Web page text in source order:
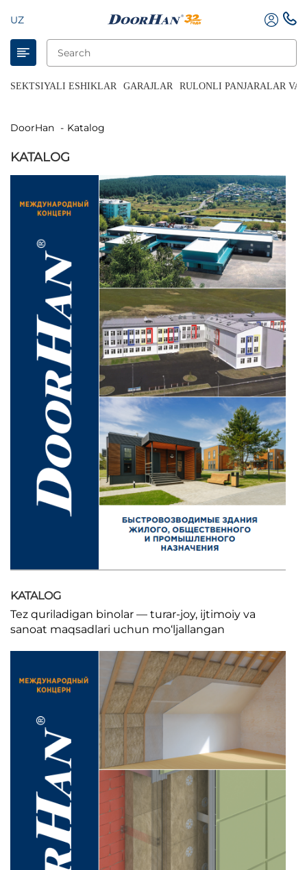
UZ
SEKTSIYALI ESHIKLAR GARAJLAR RULONLI PANJARALAR VA
DoorHan Katalog
KATALOG
KATALOG
Tez quriladigan binolar — turar-joy, ijtimoiy va
sanoat maqsadlari uchun mo‘ljallangan